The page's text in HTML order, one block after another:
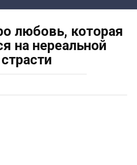
любовь, которая
на нереальной
страсти